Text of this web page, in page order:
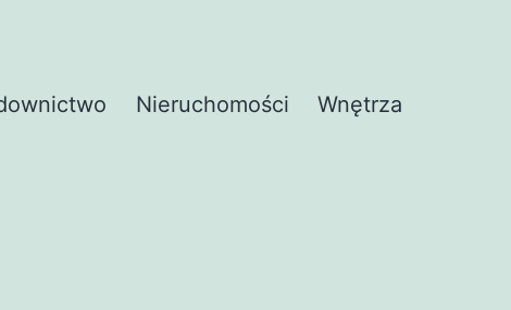
Nieruchomości Wnętrza